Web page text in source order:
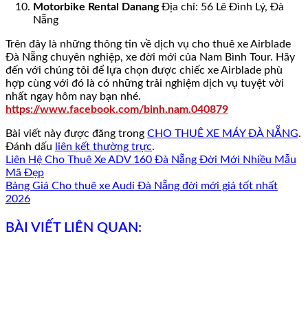
Motorbike Rental DanangĐịa chỉ: 56 Lê Đình Lý, Đà
Nẵng
Trên đây là những thông tin về dịch vụ cho thuê xe Airblade
Đà Nẵng chuyên nghiệp, xe đời mới của Nam Bình Tour. Hãy
đến với chúng tôi để lựa chọn được chiếc xe Airblade phù
hợp cùng với đó là có những trải nghiệm dịch vụ tuyệt vời
nhất ngay hôm nay bạn nhé.
https://www.facebook.com/binh.nam.040879
Bài viết này được đăng trong CHO THUÊ XE MÁY ĐÀ NẴNG.
Đánh dấu
liên kết thường trực.
Liên Hệ Cho Thuê Xe ADV 160 Đà Nẵng Đời Mới Nhiều Mẫu
Mã Đẹp
Bảng Giá Cho thuê xe Audi Đà Nẵng đời mới giá tốt nhất
2026
BÀI VIẾT LIÊN QUAN: